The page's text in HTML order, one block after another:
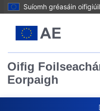
Suíomh gréasáin
Oifig
Eorpaigh